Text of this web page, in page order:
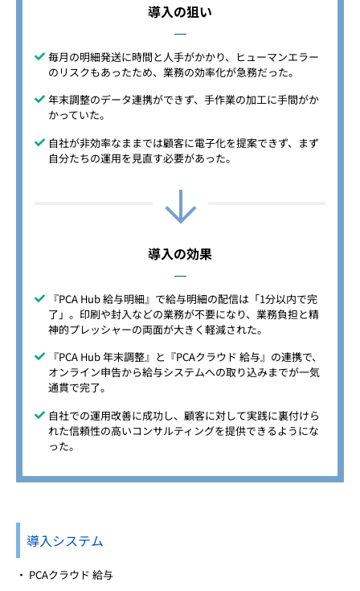
導入の狙い
毎月の明細発送に時間と人手がかかり、ヒューマンエラー
のリスクもあったため、業務の効率化が急務だった。
年末調整のデータ連携ができず、手作業の加工に手間がか
かっていた。
自社が非効率なままでは顧客に電子化を提案できず、まず
自分たちの運用を見直す必要があった。
導入の効果
『PCA Hub 給与明細』で給与明細の配信は「1分以内で完
了」。印刷や封入などの業務が不要になり、業務負担と精
神的プレッシャーの両面が大きく軽減された。
『PCA Hub 年末調整』と『PCAクラウド 給与』の連携で、
オンライン申告から給与システムへの取り込みまでが一気
通貫で完了。
自社での運用改善に成功し、顧客に対して実践に裏付けら
れた信頼性の高いコンサルティングを提供できるようにな
った。
導入システム
PCAクラウド 給与